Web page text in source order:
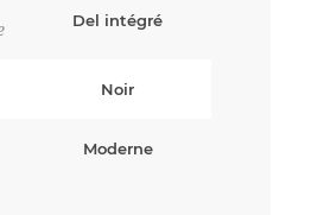
Del intégré
Noir
Moderne